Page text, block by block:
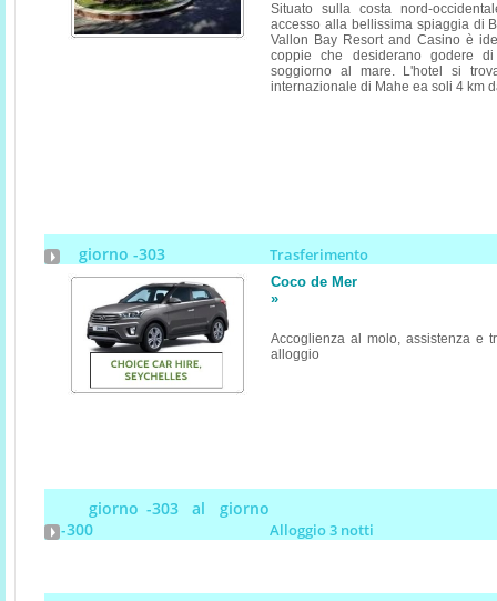
Situato sulla costa nord-
accesso alla bellissima spiaggia di
Vallon Bay Resort and Casino è
coppie che desiderano godere
soggiorno al mare. L'hotel si
internazionale di Mahe ea soli 4 km
giorno -303 Trasferimento
Coco de Mer
»
Accoglienza al molo, assistenza e
alloggio
giorno -303 al giorno
-300
Alloggio 3 notti